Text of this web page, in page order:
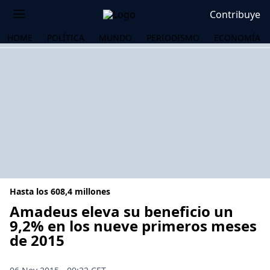
Contribuye
HOME POLÍTICA MUNDO PERIODISMO ECONOMÍA
Hasta los 608,4 millones
Amadeus eleva su beneficio un
9,2% en los nueve primeros meses
de 2015